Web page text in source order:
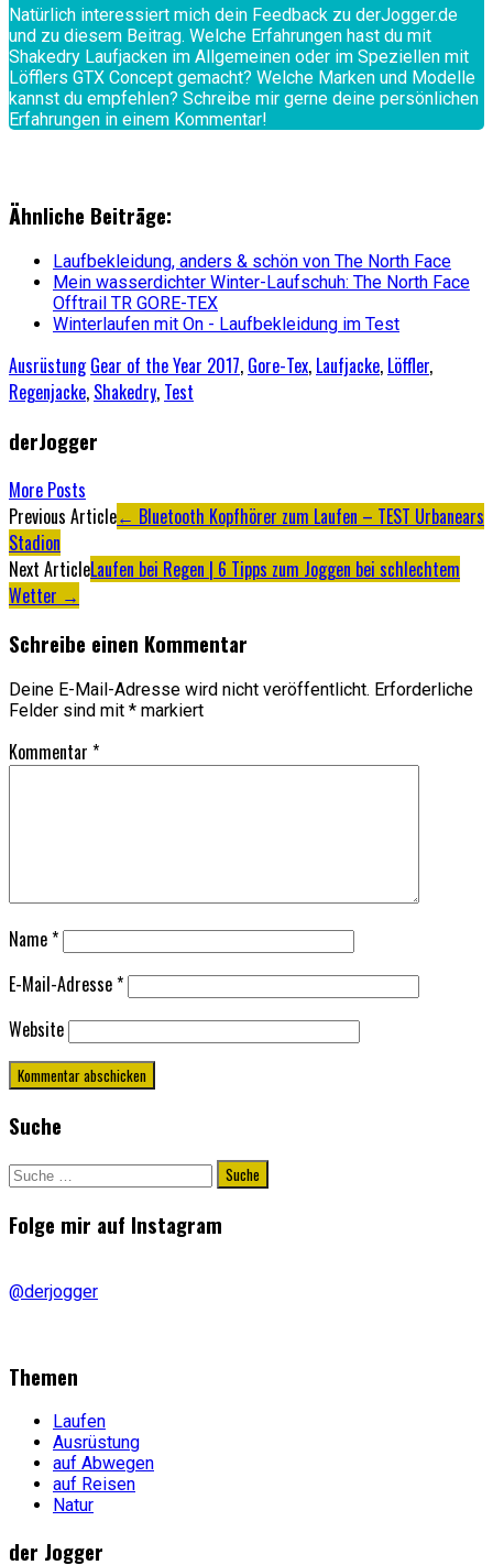
Natürlich interessiert mich dein Feedback zu derJogger.de
und zu diesem Beitrag. Welche Erfahrungen hast du mit
Shakedry Laufjacken im Allgemeinen oder im Speziellen mit
Löfflers GTX Concept gemacht? Welche Marken und Modelle
kannst du empfehlen? Schreibe mir gerne deine persönlichen
Erfahrungen in einem Kommentar!
Ähnliche Beiträge:
Laufbekleidung, anders & schön von The North Face
Mein wasserdichter Winter-Laufschuh: The North Face
Offtrail TR GORE-TEX
Winterlaufen mit On - Laufbekleidung im Test
Ausrüstung Gear of the Year 2017, Gore-Tex, Laufjacke, Löffler,
Regenjacke, Shakedry, Test
derJogger
More Posts
Artikel-
Navigation
Previous Article← Bluetooth Kopfhörer zum Laufen – TEST Urbanears
Stadion
Next ArticleLaufen bei Regen | 6 Tipps zum Joggen bei schlechtem
Wetter →
Schreibe einen Kommentar
Deine E-Mail-Adresse wird nicht veröffentlicht. Erforderliche
Felder sind mit * markiert
Kommentar *
Name*
E-Mail-Adresse*
Website
Suche
Suche
nach:
Folge mir auf Instagram
@derjogger
Themen
Laufen
Ausrüstung
auf Abwegen
auf Reisen
Natur
der Jogger